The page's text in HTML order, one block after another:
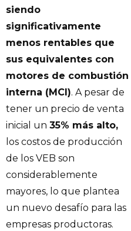
siendo
significativamente
menos rentables que
sus equivalentes con
motores de combustión
interna (MCI). A pesar de
tener un precio de venta
inicial un 35% más alto,
los costos de producción
de los VEB son
considerablemente
mayores, lo que plantea
un nuevo desafío para las
empresas productoras.